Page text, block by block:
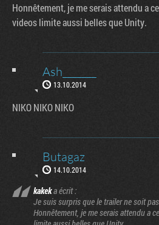
Honnêtement, je me serais attendu a
videos limite aussi belles que Unity.
Ash_______
13.10.2014
NIKO NIKO NIKO
Butagaz
14.10.2014
kakeka écrit :
Je suis surpris que le trailer ne soit
Honnêtement, je me serais attendu a